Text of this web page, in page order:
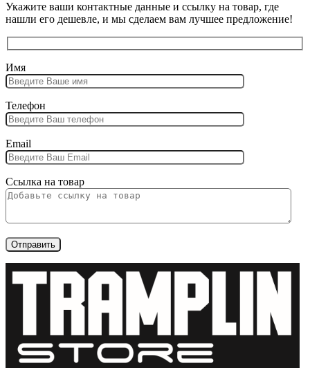
Укажите ваши контактные данные и ссылку на товар, где
нашли его дешевле, и мы сделаем вам лучшее предложение!
Имя
Телефон
Email
Ссылка на товар